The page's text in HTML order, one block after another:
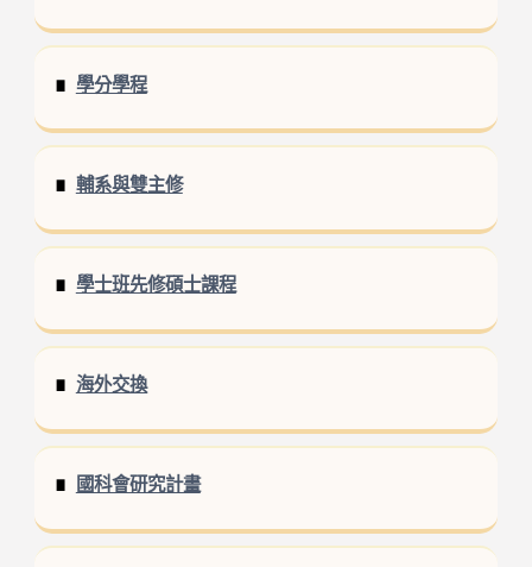
學分學程
輔系與雙主修
學士班先修碩士課程
海外交換
國科會研究計畫